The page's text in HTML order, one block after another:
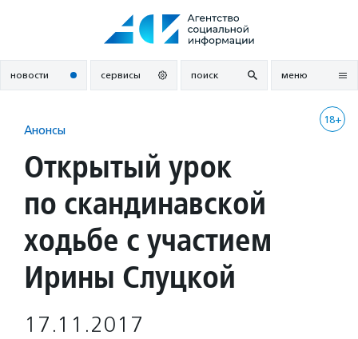
новости сервисы поиск меню
18+
Анонсы
Открытый урок
по скандинавской
ходьбе с участием
Ирины Слуцкой
17.11.2017